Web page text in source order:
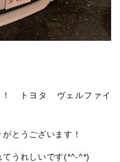
！ トヨタ ヴェルファイ
とうございます！
てうれしいです(*^-^*)